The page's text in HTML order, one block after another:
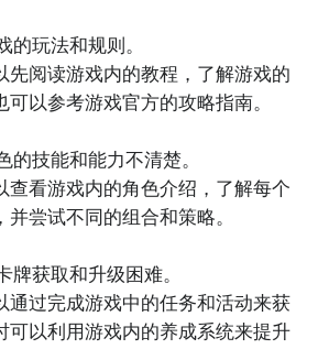
都在玩的游戏APP
速下载和GD一起面对面
礼包和下载你还等什么
决斗边疆电脑版下载地址
玩法和规则。
先阅读游戏内的教程，了解游戏的
以参考游戏官方的攻略指南。
技能和能力不清楚。
查看游戏内的角色介绍，了解每个
尝试不同的组合和策略。
获取和升级困难。
通过完成游戏中的任务和活动来获
可以利用游戏内的养成系统来提升